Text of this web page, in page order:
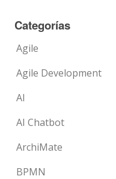
Categorías
Agile
Agile Development
AI
AI Chatbot
ArchiMate
BPMN